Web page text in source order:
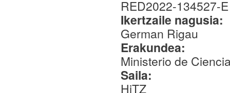
RED2022-134527-E
Ikertzaile nagusia:
German Rigau
Erakundea:
Ministerio de
Saila:
HiTZ